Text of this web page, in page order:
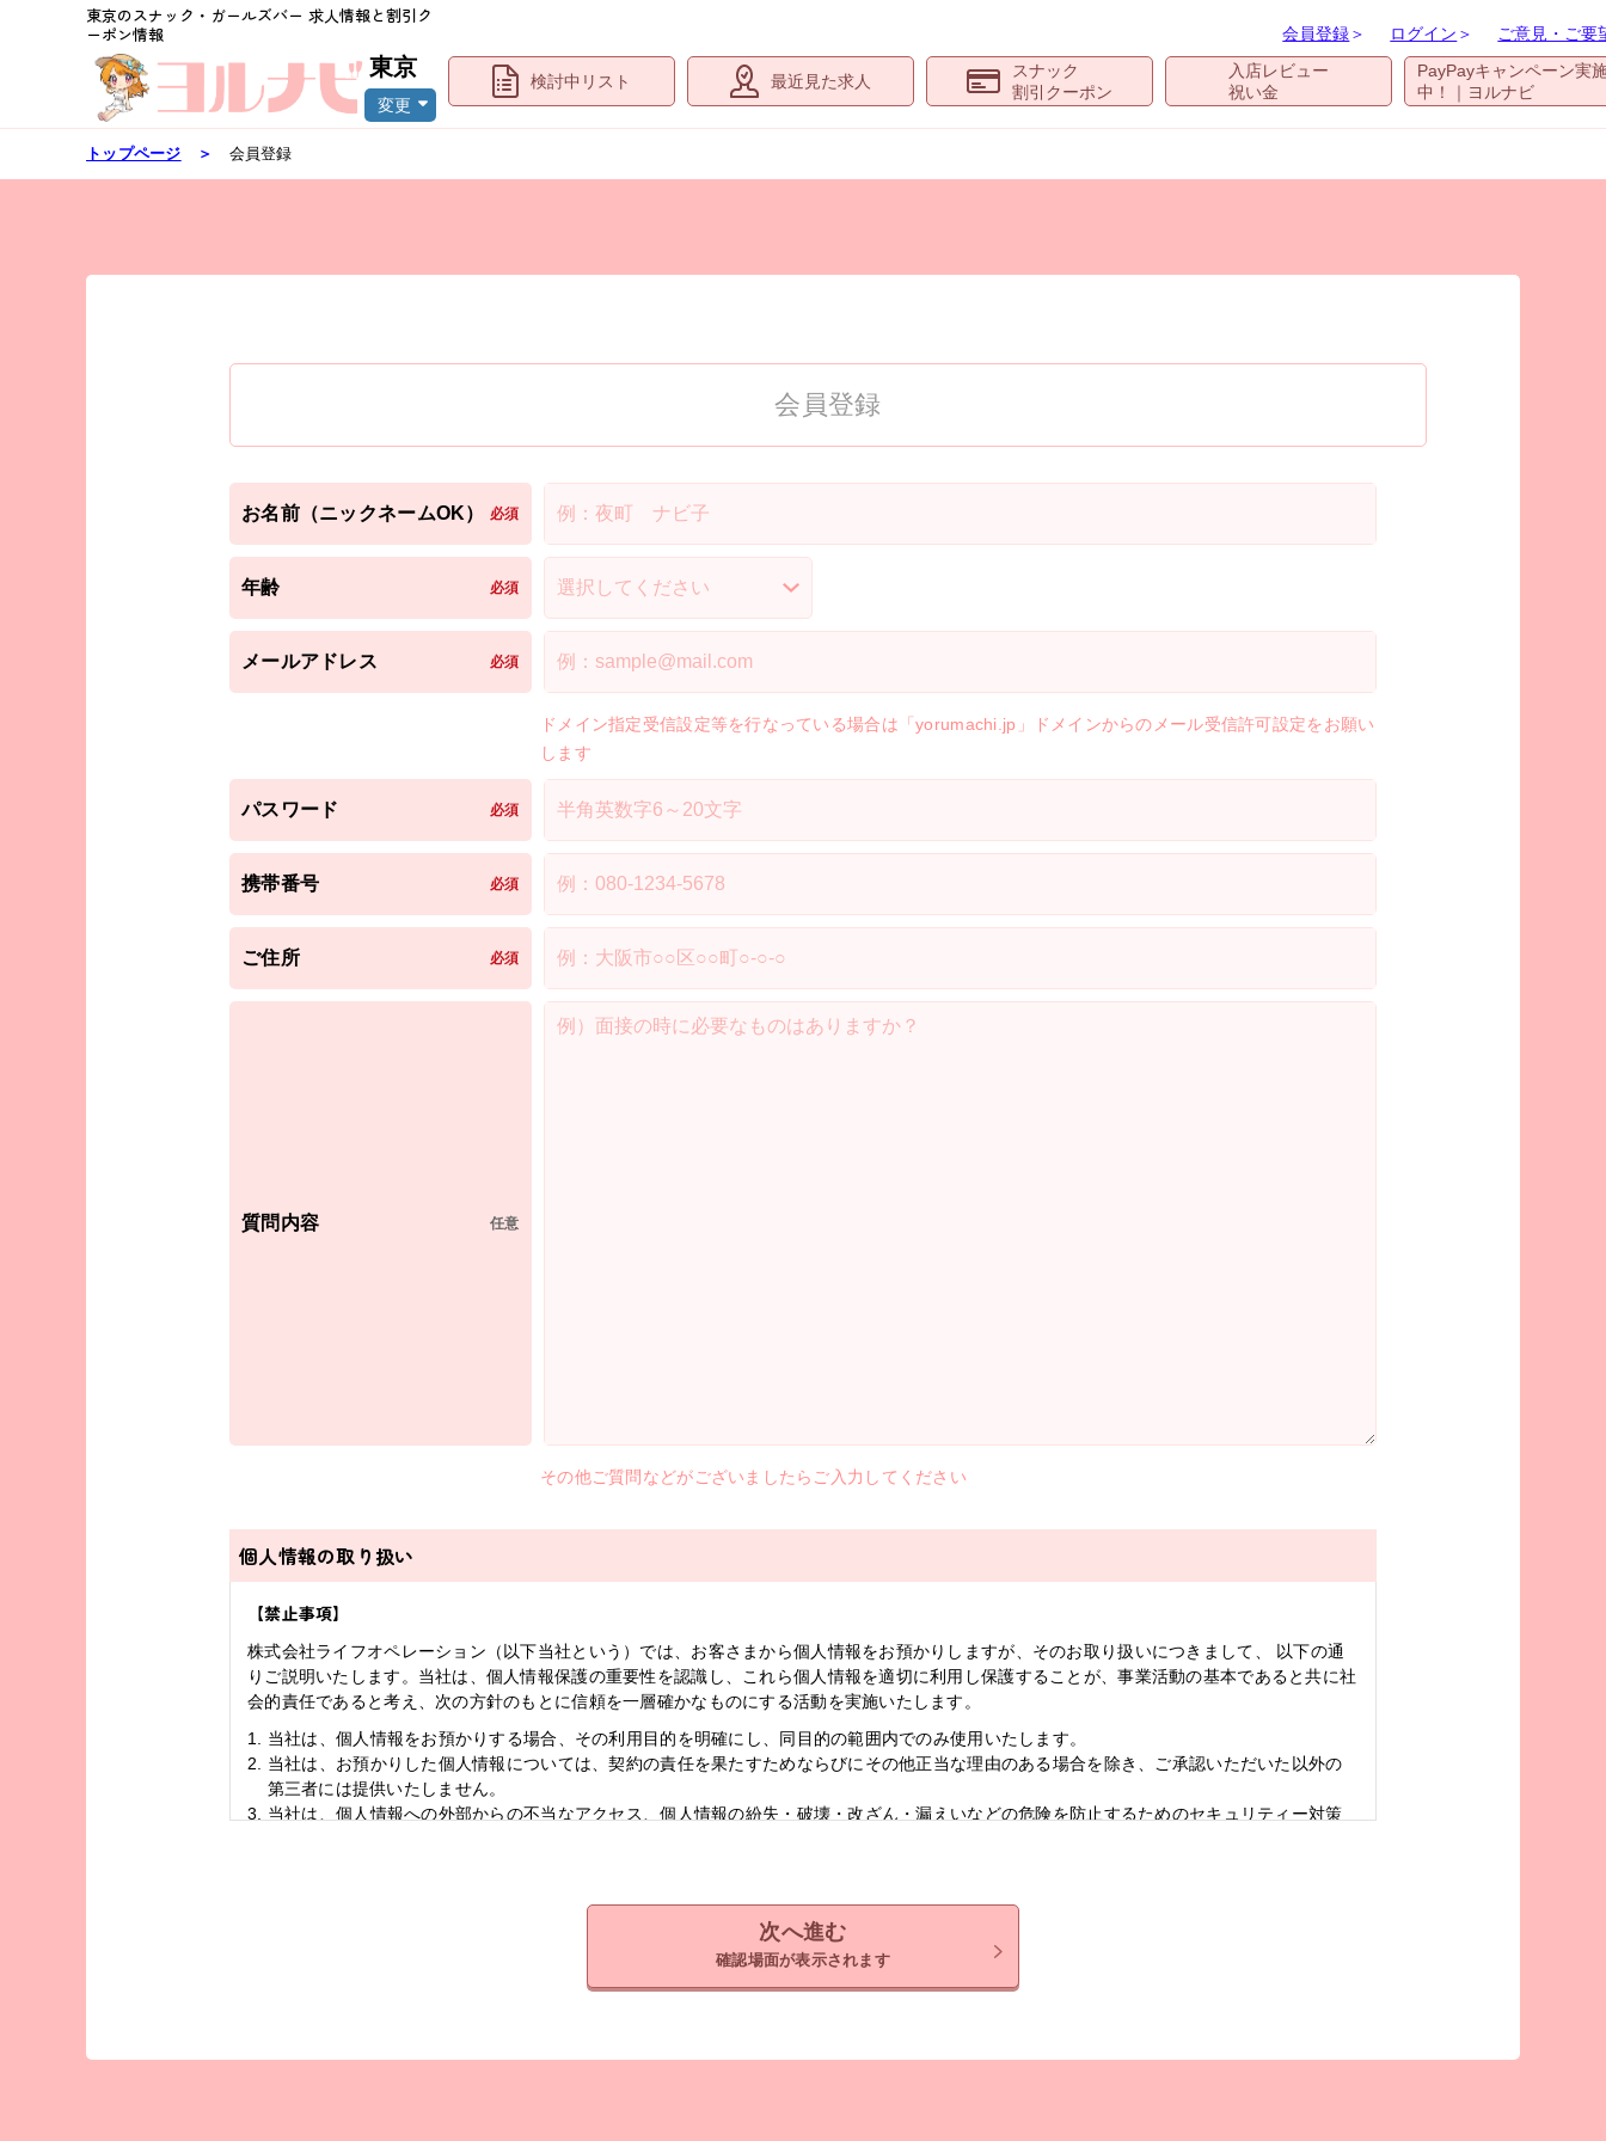
東京のスナック・ガールズバー 求人情報と割引ク
ーポン情報
東京
変更
会員登録＞ ログイン ＞ ご意見・ご要
検討中リスト 最近見た求人
スナック
割引クーポン
入店レビュー
祝い金
PayPayキャンペーン実
中！｜ヨルナビ
トップページ ＞ 会員登録
会員登録
お名前（ニックネームOK） 必須
年齢 必須
メールアドレス 必須
ドメイン指定受信設定等を行なっている場合は「yorumachi.jp」ドメインからのメール受信許可設定をお願い
します
パスワード 必須
携帯番号 必須
ご住所 必須
質問内容 任意
その他ご質問などがございましたらご入力してください
個人情報の取り扱い
【禁止事項】
株式会社ライフオペレーション （以下当社という）では、お客さまから個人情報をお預かりしますが、そのお取り扱いにつきまして、 以下の通
りご説明いたします。当社は、個人情報保護の重要性を認識し、これら個人情報を適切に利用し保護することが、事業活動の基本であると共に社
会的責任であると考え、次の方針のもとに信頼を一層確かなものにする活動を実施いたします。
1. 当社は、個人情報をお預かりする場合、その利用目的を明確にし、同目的の範囲内でのみ使用いたします。
2. 当社は、お預かりした個人情報については、契約の責任を果たすためならびにその他正当な理由のある場合を除き、ご承認いただいた以外の
第三者には提供いたしません。
3. 当社は、個人情報への外部からの不当なアクセス、個人情報の紛失・破壊・改ざん・漏えいなどの危険を防止するためのセキュリティー対策
当社は、事業を行うにあたり、各種の申し込みの受付、アンケート調査、商談、契約の締結などの機会を通じて、また、不動産登記簿、商業登記
簿、電話帳などの一般に公開されている媒体からも、お客さまの住所・氏名・郵便番号・電話番号・ＦＡＸ番号・メールアドレスなどの個人情報
をお預かりいたします。これらの個人情報は、次の目的で利用させていただきます。
次へ進む
確認場面が表示されます